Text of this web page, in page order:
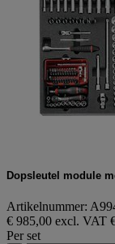
Dopsleutel module
Artikelnummer:
€ 985,00 excl. VAT
Per set